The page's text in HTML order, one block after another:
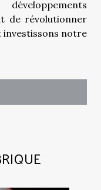
de révolutionner
investissons notre